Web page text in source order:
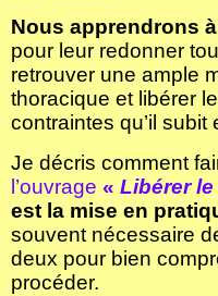
Nous apprendrons
pour leur redonner
retrouver une ample
thoracique et libérer le
contraintes qu’il subit
Je décris comment
l’ouvrage « Libérer
est la mise en
souvent nécessaire
deux pour bien
procéder.